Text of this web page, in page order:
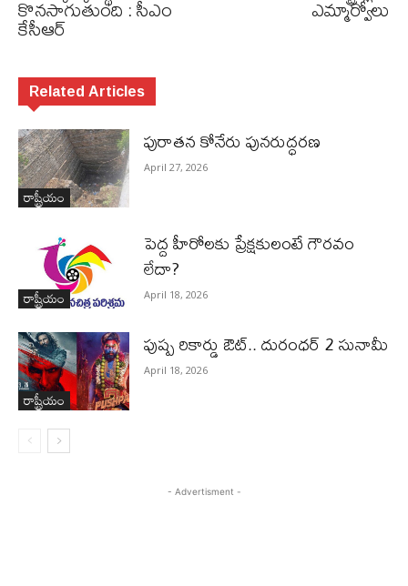
కొనసాగుతుంది : సీఎం
కేసీఆర్‌
ఎమ్మార్వోలు
Related Articles
రాష్ట్రీయం
పురాత‌న కోనేరు పున‌రుద్ధ‌ర‌ణ
April 27, 2026
రాష్ట్రీయం
పెద్ద హీరోల‌కు ప్రేక్ష‌కులంటే గౌర‌వం
లేదా?
April 18, 2026
రాష్ట్రీయం
పుష్ప రికార్డు ఔట్‌.. దురంధ‌ర్ 2 సునామీ
April 18, 2026
- Advertisment -